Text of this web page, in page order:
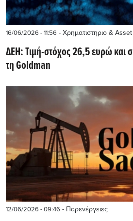
16/06/2026 - 11:56 - Χρηματιστηριο &
ΔΕΗ: Τιμή-στόχος 26,5 ευρώ και
τη Goldman
12/06/2026 - 09:46 - Παρενέργειες